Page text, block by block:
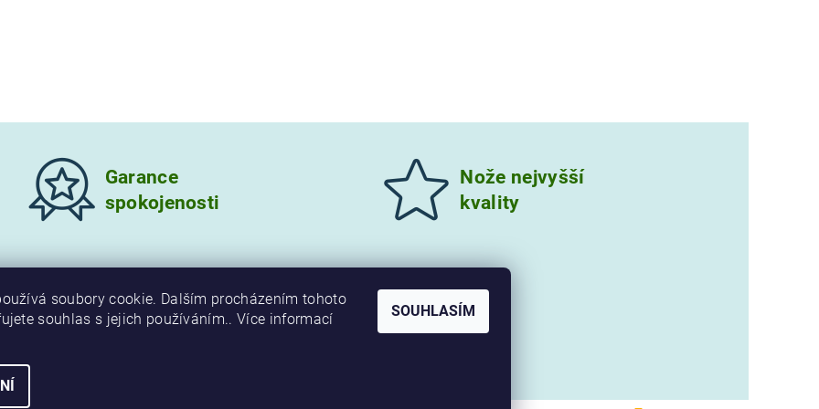
Garance
spokojenosti
Nože nejvyšší
kvality
soubory cookie. Dalším procházením tohoto
souhlas s jejich používáním.. Více informací
SOUHLASÍM